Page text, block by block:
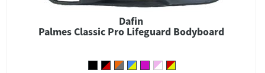
Dafin
Palmes Classic Pro Lifeguard Bodyboard